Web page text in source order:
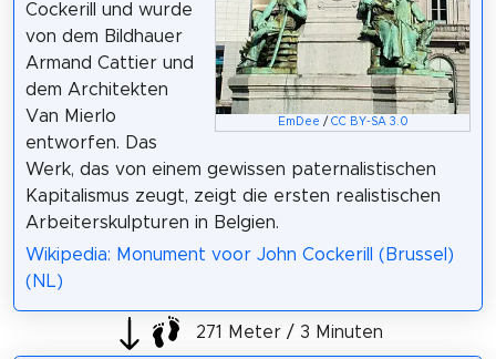
EmDee / CC BY-SA 3.0
Cockerill und wurde
von dem Bildhauer
Armand Cattier und
dem Architekten
Van Mierlo
entworfen. Das
Werk, das von einem gewissen paternalistischen
Kapitalismus zeugt, zeigt die ersten realistischen
Arbeiterskulpturen in Belgien.
Wikipedia: Monument voor John Cockerill (Brussel)
(NL)
271 Meter / 3 Minuten